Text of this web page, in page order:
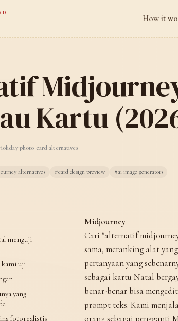
Kartu
photo card alternatives
alternatives #card design preview #ai image generators
menguji
kami uji
yang
fotorealistis
Midjourney
Cari "alternatif
sama, meranking alat
pertanyaan yang
sebagai kartu Natal
benar-benar bisa
prompt teks. Kami
How it